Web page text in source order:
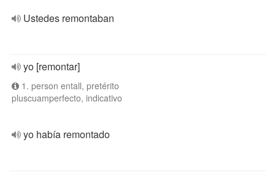
Ustedes remontaban
yo [remontar]
1. person entall, pretérito
pluscuamperfecto, indicativo
yo había remontado